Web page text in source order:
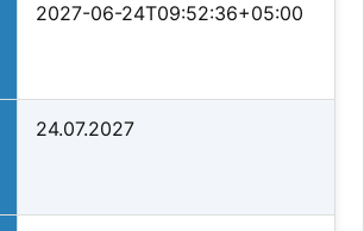
2027-06-24T09:52:36+05:00
24.07.2027